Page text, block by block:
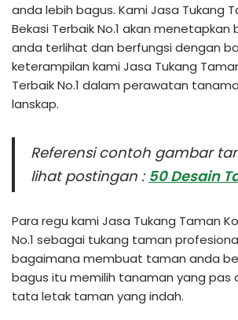
anda lebih bagus. Kami Jasa Tukang
Bekasi Terbaik No.1 akan
anda terlihat dan berfungsi dengan
keterampilan kami Jasa Tukang
Terbaik No.1 dalam perawatan
lanskap.
Referensi contoh gambar
lihat postingan : 50 Desain
Para regu kami Jasa Tukang Taman
No.1 sebagai tukang taman
bagaimana membuat taman anda
bagus itu memilih tanaman yang pas
tata letak taman yang indah.